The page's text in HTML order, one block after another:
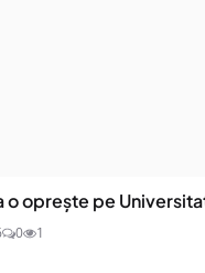
o oprește pe
0 1